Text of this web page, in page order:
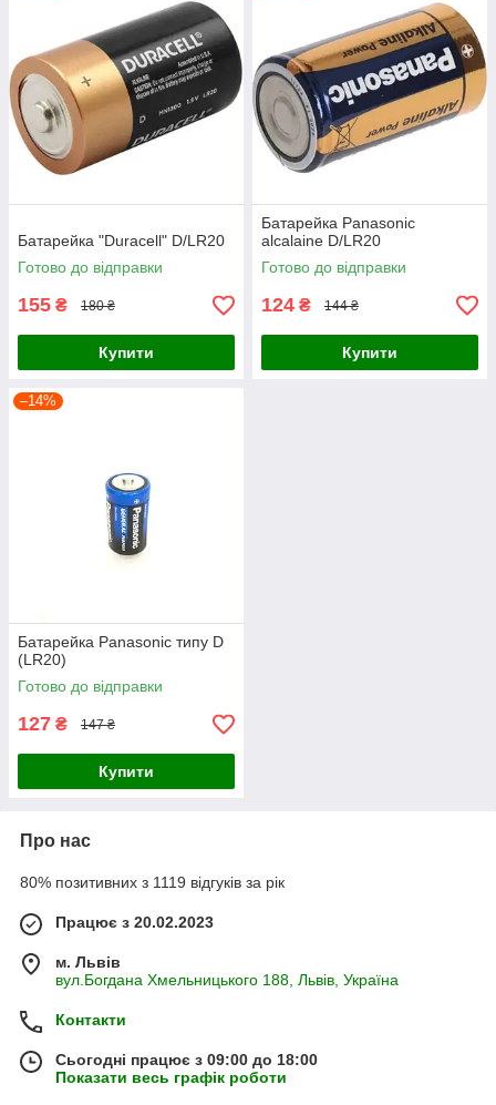
Батарейка "Duracell" D/LR20
Готово до відправки
155 ₴ 180 ₴
Купити
Батарейка Panasonic
alcalaine D/LR20
Готово до відправки
124 ₴ 144 ₴
Купити
–14%
Батарейка Panasonic типу D
(LR20)
Готово до відправки
127 ₴ 147 ₴
Купити
Про нас
80% позитивних з 1119 відгуків за рік
Працює з 20.02.2023
м. Львів
вул.Богдана Хмельницького 188, Львів, Україна
Контакти
Сьогодні працює з 09:00 до 18:00
Показати весь графік роботи